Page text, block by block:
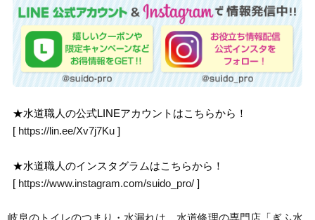
★水道職人の公式LINEアカウントはこちらから！
[ https://lin.ee/Xv7j7Ku ]
★水道職人のインスタグラムはこちらから！
[ https://www.instagram.com/suido_pro/ ]
岐阜のトイレのつまり・水漏れは、水道修理の専門店「ぎふ水